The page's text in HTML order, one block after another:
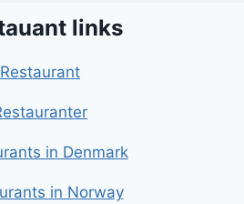
links
Restaurant
in Denmark
in Norway